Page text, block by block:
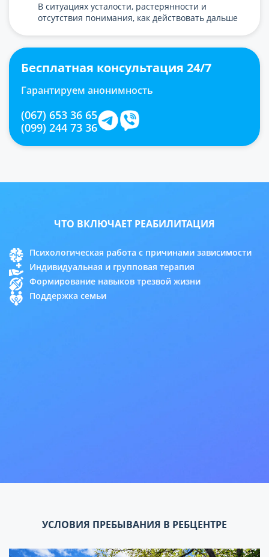
В ситуациях усталости, растерянности и
отсутствия понимания, как действовать дальше
Бесплатная консультация 24/7
Гарантируем анонимность
(067) 653 36 65
(099) 244 73 36
ЧТО ВКЛЮЧАЕТ РЕАБИЛИТАЦИЯ
Психологическая работа с причинами зависимости
Индивидуальная и групповая терапия
Формирование навыков трезвой жизни
Поддержка семьи
УСЛОВИЯ ПРЕБЫВАНИЯ В РЕБЦЕНТРЕ